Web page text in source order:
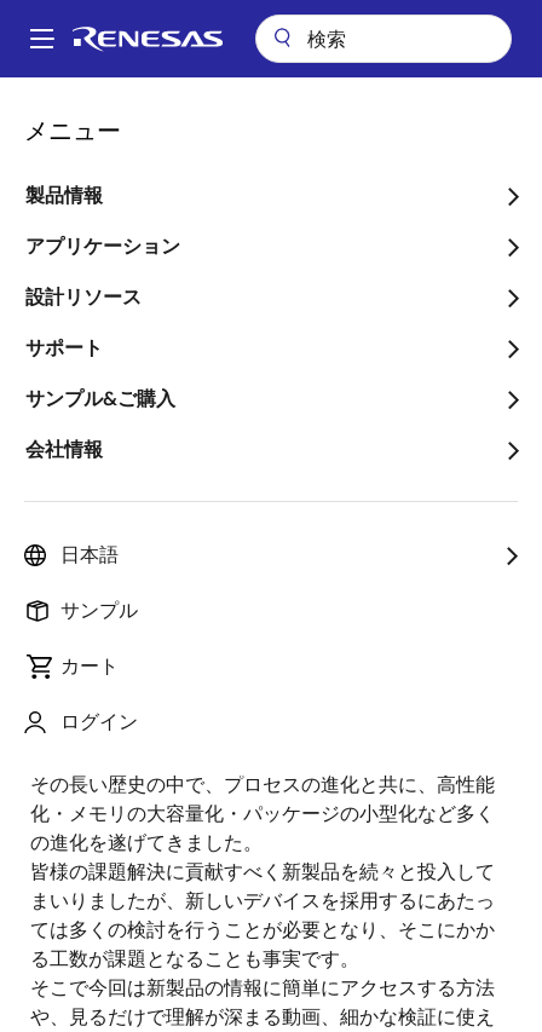
ン
Main
メニュー
製品情報
アプリケーション
設計リソース
サポート
サンプル&ご購入
会社情報
日本語
サンプル
カート
ログイン
パ
ン
く
ず
32bitマイコンの業界を牽引してきたRXファミリの新製品に乗り換えよ
32bitマイコンの業界を牽
引してきたRXファミリの
新製品に乗り換えよう!! そ
のポートフォリオに迫る
画
Naoyuki Tsubaki
公開日:2023年3月20日
上が経ち、市場には10億個を超えるRXマイコンが出荷
その長い歴史の中で、プロセスの進化と共に、高性能
化・メモリの大容量化・パッケージの小型化など多く
の進化を遂げてきました。
皆様の課題解決に貢献すべく新製品を続々と投入して
まいりましたが、新しいデバイスを採用するにあたっ
ては多くの検討を行うことが必要となり、そこにかか
る工数が課題となることも事実です。
そこで今回は新製品の情報に簡単にアクセスする方法
や、見るだけで理解が深まる動画、細かな検証に使え